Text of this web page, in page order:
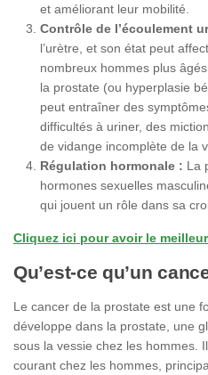
et améliorant leur mobilité.
Contrôle de l’écoulement
l’urètre, et son état peut
nombreux hommes plus
la prostate (ou hyperplasie
peut entraîner des
difficultés à uriner, des
de vidange incomplète de la
Régulation hormonale : La
hormones sexuelles
qui jouent un rôle dans sa
Cliquez ici pour avoir le
Qu’est-ce qu’un
Le cancer de la prostate est une
développe dans la prostate, une
sous la vessie chez les hommes.
courant chez les hommes,